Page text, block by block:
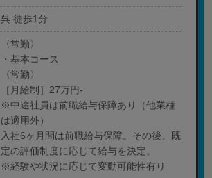
呉 徒歩1分
〈常勤〉
・基本コース
〈常勤〉
［月給制］27万円-
※中途社員は前職給与保障あり（他業種
は適用外）
入社6ヶ月間は前職給与保障。その後、既
定の評価制度に応じて給与を決定。
※経験や状況に応じて変動可能性有り